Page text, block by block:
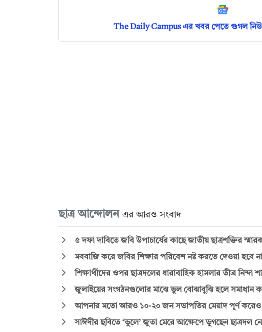
The Daily Campus এর খবর পেতে গুগল
ছাত্র আন্দোলন এর আরও সংবাদ
৫ দফা দাবিতে জবি উপাচার্যের কাছে জাতীয় ছাত্রশক্তির
মববাজি করে জবির শিক্ষার পরিবেশ নষ্ট করতে দেওয়া হবে না
শিক্ষার্থীদের ওপর ছাত্রদলের ধারাবাহিক হামলার তীব্র নিন্দা
জুলাইয়ের সংগঠনগুলোর মাঝে ভুল বোঝাবুঝি হলে সমাধান
আপনার মতো আরও ১০-২০ জন সভাপতির মেয়াদ পূর্ণ করেও
সাঈদীর ছবিতে ‘ভুলে’ জুতা মেরে আক্ষেপে ভুগছেন ছাত্রদল